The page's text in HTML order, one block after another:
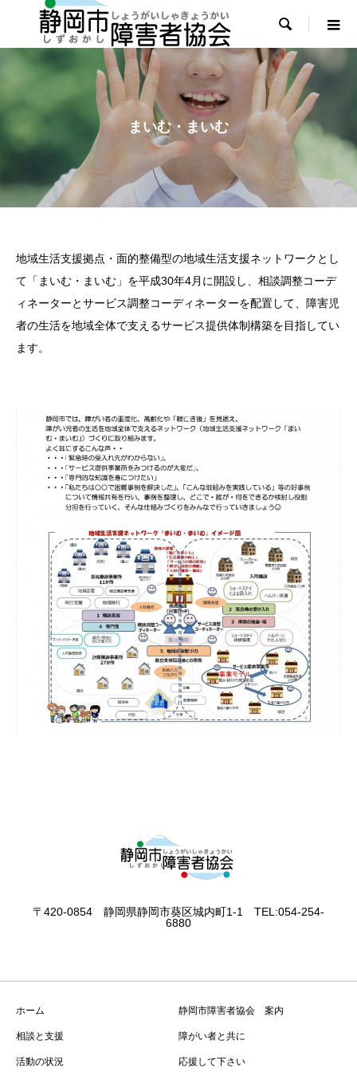

まいむ・まいむ
地域生活支援拠点・面的整備型の地域生活支援ネットワークとし
て「まいむ・まいむ」を平成30年4月に開設し、相談調整コーデ
ィネーターとサービス調整コーディネーターを配置して、障害児
者の生活を地域全体で支えるサービス提供体制構築を目指してい
ます。
〒420-0854 静岡県静岡市葵区城内町1-1 TEL:054-254-
6880
ホーム 静岡市障害者協会 案内
相談と支援 障がい者と共に
活動の状況 応援して下さい